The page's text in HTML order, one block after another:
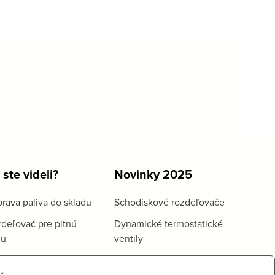
videli?
paliva do skladu
pre pitnú
Novinky 2025
Schodiskové rozdeľovače
Dynamické termostatické
ventily